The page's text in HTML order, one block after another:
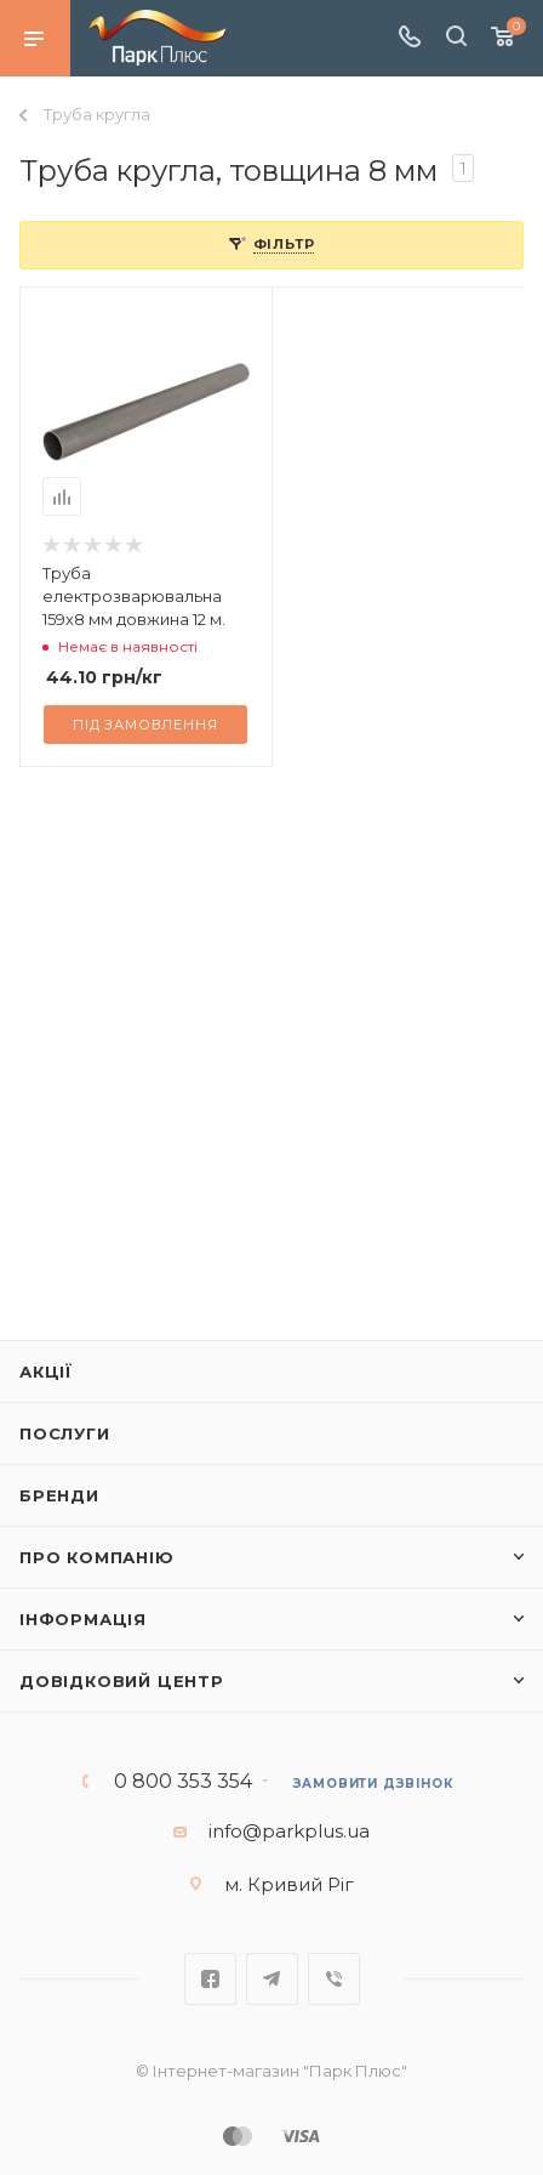
0
Труба кругла
Труба кругла, товщина 8 мм 1
ФІЛЬТР
Труба
електрозварювальна
159х8 мм довжина 12 м.
Немає в наявності
44.10 грн/кг
ПІД ЗАМОВЛЕННЯ
АКЦІЇ
ПОСЛУГИ
БРЕНДИ
ПРО КОМПАНІЮ
ІНФОРМАЦІЯ
ДОВІДКОВИЙ ЦЕНТР
0 800 353 354 ЗАМОВИТИ ДЗВІНОК
info@parkplus.ua
м. Кривий Ріг
© Інтернет-магазин "Парк Плюс"